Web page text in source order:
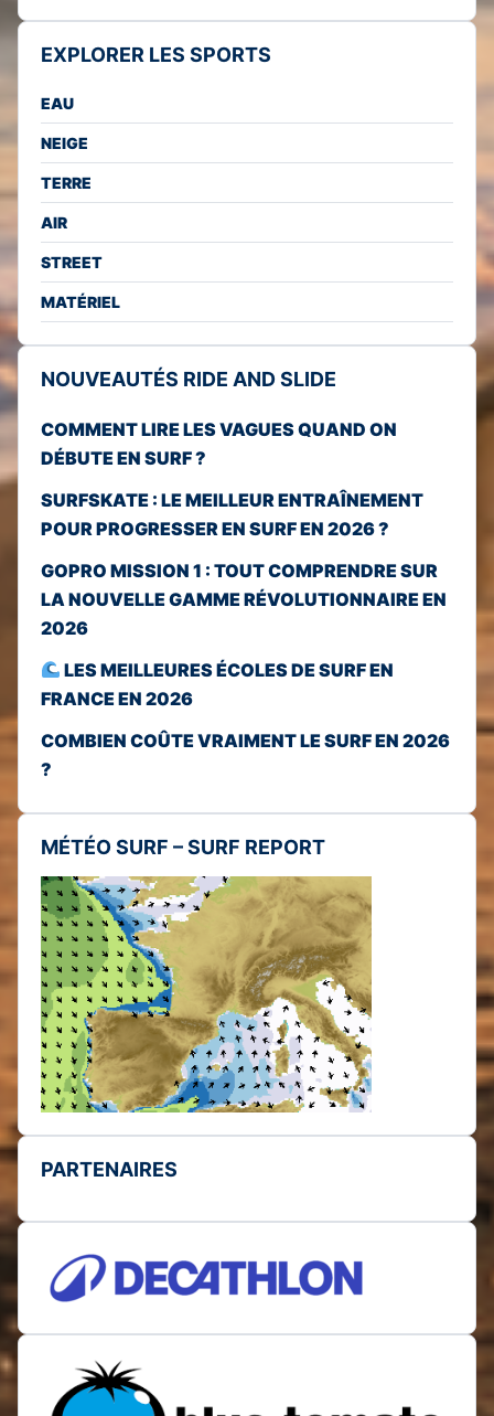
EXPLORER LES SPORTS
EAU
NEIGE
TERRE
AIR
STREET
MATÉRIEL
NOUVEAUTÉS RIDE AND SLIDE
COMMENT LIRE LES VAGUES QUAND ON
DÉBUTE EN SURF ?
SURFSKATE : LE MEILLEUR ENTRAÎNEMENT
POUR PROGRESSER EN SURF EN 2026 ?
GOPRO MISSION 1 : TOUT COMPRENDRE SUR
LA NOUVELLE GAMME RÉVOLUTIONNAIRE EN
2026
LES MEILLEURES ÉCOLES DE SURF EN
FRANCE EN 2026
COMBIEN COÛTE VRAIMENT LE SURF EN 2026
?
MÉTÉO SURF – SURF REPORT
PARTENAIRES